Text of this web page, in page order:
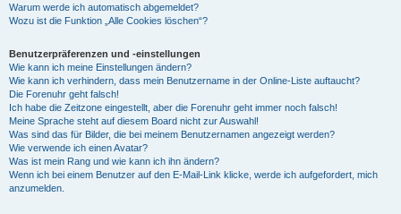
Warum werde ich automatisch abgemeldet?
Wozu ist die Funktion „Alle Cookies löschen“?
Benutzerpräferenzen und -einstellungen
Wie kann ich meine Einstellungen ändern?
Wie kann ich verhindern, dass mein Benutzername in der Online-Liste auftaucht?
Die Forenuhr geht falsch!
Ich habe die Zeitzone eingestellt, aber die Forenuhr geht immer noch falsch!
Meine Sprache steht auf diesem Board nicht zur Auswahl!
Was sind das für Bilder, die bei meinem Benutzernamen angezeigt werden?
Wie verwende ich einen Avatar?
Was ist mein Rang und wie kann ich ihn ändern?
Wenn ich bei einem Benutzer auf den E-Mail-Link klicke, werde ich aufgefordert, mich
anzumelden.